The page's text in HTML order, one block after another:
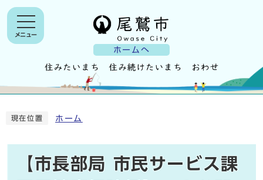
ホームへ
メニュー
現在位置 ホーム
【市長部局 市民サービス課